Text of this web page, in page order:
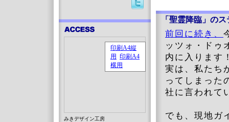
「聖霊降臨」の
前回に続き、
ッツォ・ドゥ
内に入ります
実は、私たち
ってしまった
社に言われて
でも、現地ガ
みきデザイン工房